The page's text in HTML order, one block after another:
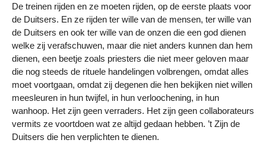
De treinen rijden en ze moeten rijden, op de eerste plaats voor
de Duitsers. En ze rijden ter wille van de mensen, ter wille van
de Duitsers en ook ter wille van de onzen die een god dienen
welke zij verafschuwen, maar die niet anders kunnen dan hem
dienen, een beetje zoals priesters die niet meer geloven maar
die nog steeds de rituele handelingen volbrengen, omdat alles
moet voortgaan, omdat zij degenen die hen bekijken niet willen
meesleuren in hun twijfel, in hun verloochening, in hun
wanhoop. Het zijn geen verraders. Het zijn geen collaborateurs
vermits ze voortdoen wat ze altijd gedaan hebben. ’t Zijn de
Duitsers die hen verplichten te dienen.